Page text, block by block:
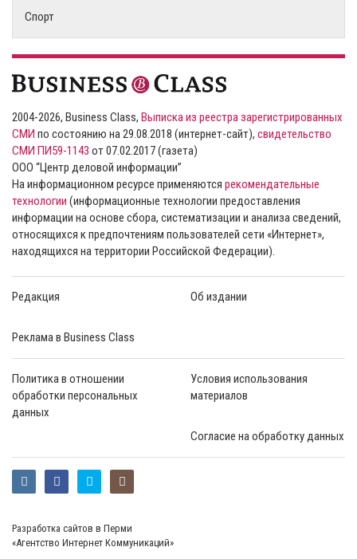
Спорт
2004-2026, Business Class, Выписка из реестра зарегистрированных
СМИ по состоянию на 29.08.2018 (интернет-сайт), свидетельство
СМИ ПИ59-1143 от 07.02.2017 (газета)
ООО “Центр деловой информации”
На информационном ресурсе применяются рекомендательные
технологии (информационные технологии предоставления
информации на основе сбора, систематизации и анализа сведений,
относящихся к предпочтениям пользователей сети «Интернет»,
находящихся на территории Российской Федерации).
Редакция Об издании
Реклама в Business Class
Политика в отношении
обработки персональных
данных
Условия использования
материалов
Согласие на обработку данных
Разработка сайтов в Перми
«Агентство Интернет Коммуникаций»